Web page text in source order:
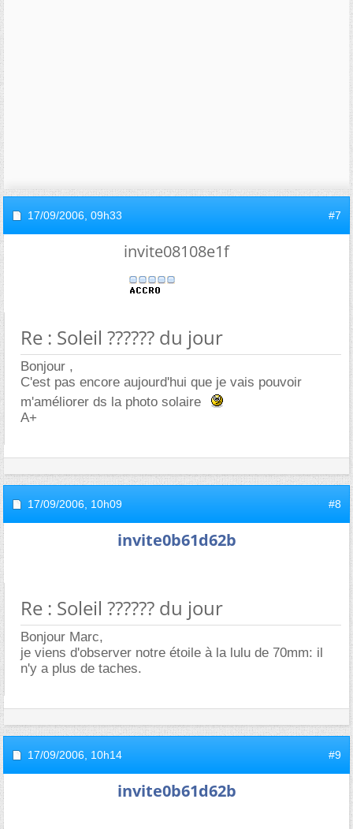
17/09/2006, 09h33 #7
invite08108e1f
Re : Soleil ?????? du jour
Bonjour ,
C'est pas encore aujourd'hui que je vais pouvoir
m'améliorer ds la photo solaire
A+
17/09/2006, 10h09 #8
invite0b61d62b
Re : Soleil ?????? du jour
Bonjour Marc,
je viens d'observer notre étoile à la lulu de 70mm: il
n'y a plus de taches.
17/09/2006, 10h14 #9
invite0b61d62b